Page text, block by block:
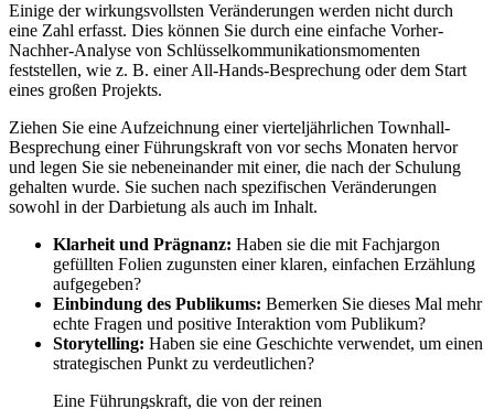
Einige der wirkungsvollsten Veränderungen werden nicht durch
eine Zahl erfasst. Dies können Sie durch eine einfache Vorher-
Nachher-Analyse von Schlüsselkommunikationsmomenten
feststellen, wie z. B. einer All-Hands-Besprechung oder dem Start
eines großen Projekts.
Ziehen Sie eine Aufzeichnung einer vierteljährlichen Townhall-
Besprechung einer Führungskraft von vor sechs Monaten hervor
und legen Sie sie nebeneinander mit einer, die nach der Schulung
gehalten wurde. Sie suchen nach spezifischen Veränderungen
sowohl in der Darbietung als auch im Inhalt.
Klarheit und Prägnanz: Haben sie die mit Fachjargon
gefüllten Folien zugunsten einer klaren, einfachen Erzählung
aufgegeben?
Einbindung des Publikums: Bemerken Sie dieses Mal mehr
echte Fragen und positive Interaktion vom Publikum?
Storytelling: Haben sie eine Geschichte verwendet, um einen
strategischen Punkt zu verdeutlichen?
Eine Führungskraft, die von der reinen